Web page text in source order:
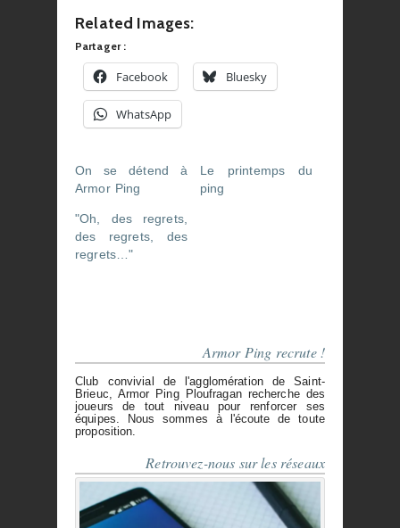
Related Images:
Partager :
Facebook Bluesky
WhatsApp
On se détend à
Armor Ping
Le printemps du
ping
"Oh, des regrets,
des regrets, des
regrets…"
Armor Ping recrute !
Club convivial de l'agglomération de Saint-
Brieuc, Armor Ping Ploufragan recherche des
joueurs de tout niveau pour renforcer ses
équipes. Nous sommes à l'écoute de toute
proposition.
Retrouvez-nous sur les réseaux